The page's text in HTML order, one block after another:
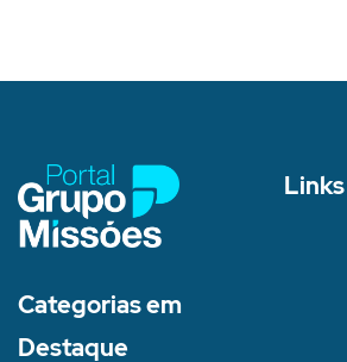
Categorias em
Destaque